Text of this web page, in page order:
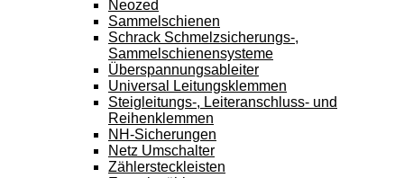
Neozed
Sammelschienen
Schrack Schmelzsicherungs-,
Sammelschienensysteme
Überspannungsableiter
Universal Leitungsklemmen
Steigleitungs-, Leiteranschluss- und
Reihenklemmen
NH-Sicherungen
Netz Umschalter
Zählersteckleisten